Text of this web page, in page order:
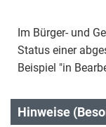
Im Bürger- und
Status einer
Beispiel "in
Hinweise